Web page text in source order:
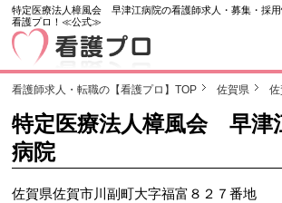
特定医療法人樟風会 早津江病院の看護師求人・募集・採用
看護プロ！≪公式≫
看護師求人・転職の【看護プロ】TOP 佐賀県 佐
特定医療法人樟風会 早津
病院
佐賀県佐賀市川副町大字福富８２７番地